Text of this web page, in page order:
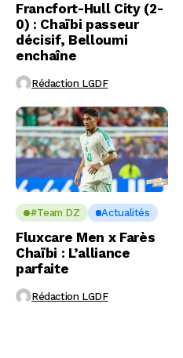
Francfort-Hull City (2-
0) : Chaïbi passeur
décisif, Belloumi
enchaîne
Rédaction LGDF
#Team DZ Actualités
Fluxcare Men x Farès
Chaïbi : L’alliance
parfaite
Rédaction LGDF